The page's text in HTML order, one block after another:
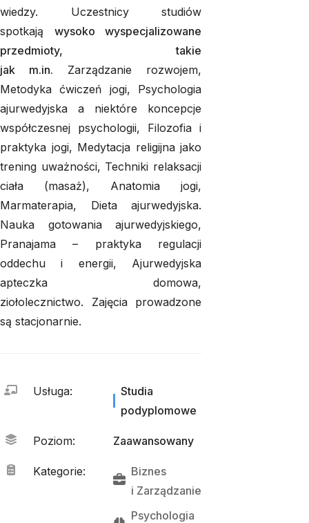
wiedzy. Uczestnicy studiów
spotkają wysoko wyspecjalizowane
przedmioty, takie
jak m.in. Zarządzanie rozwojem,
Metodyka ćwiczeń jogi, Psychologia
ajurwedyjska a niektóre koncepcje
współczesnej psychologii, Filozofia i
praktyka jogi, Medytacja religijna jako
trening uważności, Techniki relaksacji
ciała (masaż), Anatomia jogi,
Marmaterapia, Dieta ajurwedyjska.
Nauka gotowania ajurwedyjskiego,
Pranajama – praktyka regulacji
oddechu i energii, Ajurwedyjska
apteczka domowa,
ziołolecznictwo. Zajęcia prowadzone
są stacjonarnie.
Usługa:
Studia
podyplomowe
Poziom: Zaawansowany
Kategorie:
Biznes
i Zarządzanie
Psychologia